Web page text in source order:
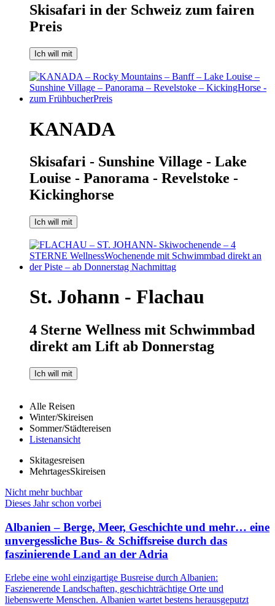
Skisafari in der Schweiz zum fairen
Preis
Ich will mit
KANADA
Skisafari - Sunshine Village - Lake
Louise - Panorama - Revelstoke -
Kickinghorse
Ich will mit
St. Johann - Flachau
4 Sterne Wellness mit Schwimmbad
direkt am Lift ab Donnerstag
Ich will mit
Alle Reisen
Winter/Skireisen
Sommer/Städtereisen
Listenansicht
Skitagesreisen
MehrtagesSkireisen
Nicht mehr buchbar
Dieses Jahr schon vorbei
Albanien – Berge, Meer, Geschichte und mehr… eine
unvergessliche Bus- & Schiffsreise durch das
faszinierende Land an der Adria
Erlebe eine wohl einzigartige Busreise durch Albanien:
Faszienerende Landschaften, geschichträchtige Orte und
liebenswerte Menschen. Albanien wartet bestens herausgeputzt